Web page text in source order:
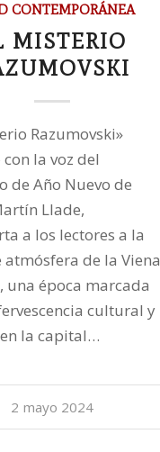
CONTEMPORÁNEA
MISTERIO
Razumovski»
la voz del
de Año Nuevo de
Llade,
a los lectores a la
de la Viena
una época marcada
cultural y
la capital…
2 mayo 2024